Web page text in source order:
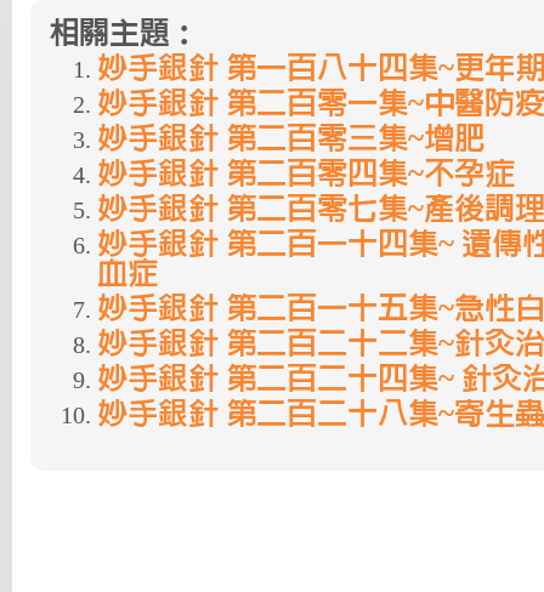
相關主題：
妙手銀針 第一百八十四集~更年期
妙手銀針 第二百零一集~中醫防
妙手銀針 第二百零三集~增肥
妙手銀針 第二百零四集~不孕症
妙手銀針 第二百零七集~產後調理
妙手銀針 第二百一十四集~ 遺傳
血症
妙手銀針 第二百一十五集~急性
妙手銀針 第二百二十二集~針灸
妙手銀針 第二百二十四集~ 針灸
妙手銀針 第二百二十八集~寄生蟲